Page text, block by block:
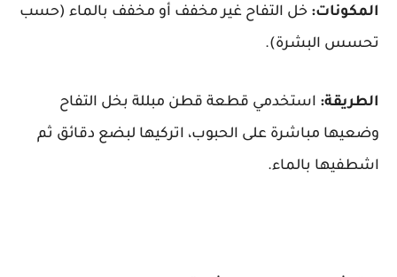
المكونات: خل التفاح غير مخفف أو مخفف بالماء (حسب
تحسس البشرة).
الطريقة: استخدمي قطعة قطن مبللة بخل التفاح
وضعيها مباشرة على الحبوب، اتركيها لبضع دقائق ثم
اشطفيها بالماء.